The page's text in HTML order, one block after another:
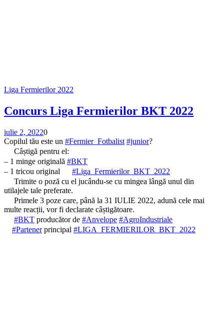
Liga Fermierilor 2022
Concurs Liga Fermierilor BKT 2022
iulie 2, 20220
Copilul tău este un #Fermier_Fotbalist #junior?
Câștigă pentru el:
– 1 minge originală #BKT
– 1 tricou original
#Liga_Fermierilor_BKT_2022
Trimite o poză cu el jucându-se cu mingea lângă unul din
utilajele tale preferate.
Primele 3 poze care, până la 31 IULIE 2022, adună cele mai
multe reacții, vor fi declarate câștigătoare.
#BKT producător de #Anvelope #AgroIndustriale
#Partenerprincipal #LIGA_FERMIERILOR_BKT_2022